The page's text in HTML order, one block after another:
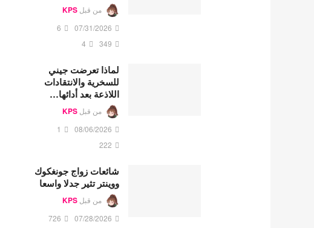
من قبل KPS
07/31/2026
6
349
4
لماذا تعرضت جيني
للسخرية والانتقادات
اللاذعة بعد أدائها…
من قبل KPS
08/06/2026
1
222
شائعات زواج جونغكوك
ووينتر تثير جدلا واسعا
من قبل KPS
07/28/2026
726